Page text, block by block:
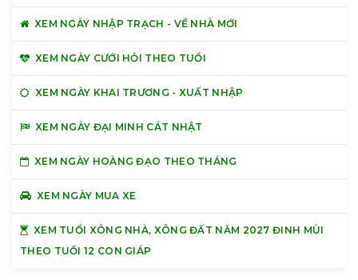
XEM NGÀY NHẬP TRẠCH - VỀ NHÀ MỚI
XEM NGÀY CƯỚI HỎI THEO TUỔI
XEM NGÀY KHAI TRƯƠNG - XUẤT NHẬP
XEM NGÀY ĐẠI MINH CÁT NHẬT
XEM NGÀY HOÀNG ĐẠO THEO THÁNG
XEM NGÀY MUA XE
XEM TUỔI XÔNG NHÀ, XÔNG ĐẤT NĂM 2027 ĐINH MÙI
THEO TUỔI 12 CON GIÁP